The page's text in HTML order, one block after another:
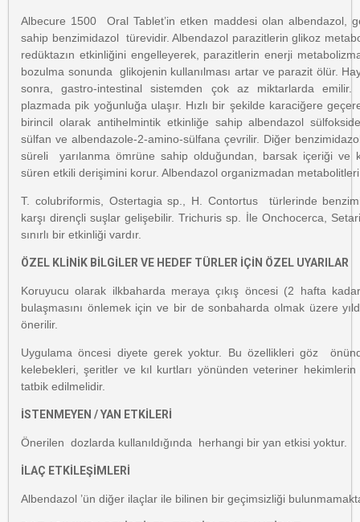
Albecure 1500 Oral Tablet’in etken maddesi olan albendazol,
sahip benzimidazol türevidir. Albendazol parazitlerin glikoz
redüktazın etkinliğini engelleyerek, parazitlerin enerji
bozulma sonunda glikojenin kullanılması artar ve parazit ölür.
sonra, gastro-intestinal sistemden çok az miktarlarda
plazmada pik yoğunluğa ulaşır. Hızlı bir şekilde karaciğere
birincil olarak antihelmintik etkinliğe sahip albendazol
sülfan ve albendazole-2-amino-sülfana çevrilir. Diğer
süreli yarılanma ömrüne sahip olduğundan, barsak içeriği ve
süren etkili derişimini korur. Albendazol organizmadan metabolitleri
T. colubriformis, Ostertagia sp., H. Contortus türlerinde
karşı dirençli suşlar gelişebilir. Trichuris sp. İle Onchocerca,
sınırlı bir etkinliği vardır.
ÖZEL KLİNİK BİLGİLER VE HEDEF TÜRLER İÇİN ÖZEL UYARILAR
Koruyucu olarak ilkbaharda meraya çıkış öncesi (2 hafta
bulaşmasını önlemek için ve bir de sonbaharda olmak üzere
önerilir.
Uygulama öncesi diyete gerek yoktur. Bu özellikleri göz
kelebekleri, şeritler ve kıl kurtları yönünden veteriner
tatbik edilmelidir.
İSTENMEYEN / YAN ETKİLERİ
Önerilen dozlarda kullanıldığında herhangi bir yan etkisi yoktur.
İLAÇ ETKİLEŞİMLERİ
Albendazol ’ün diğer ilaçlar ile bilinen bir geçimsizliği